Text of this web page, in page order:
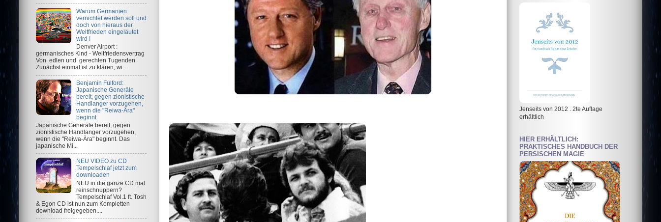
Warum Germanien
vernichtet werden soll und
doch von hieraus der
Weltfrieden eingeläutet
wird !
Denver Airport :
germanisches Kind - Weltfriedensvertrag
Von edlen und gerechten Tugenden
Zunächst einmal ist zu klären, wi...
Benjamin Fulford:
Japanische Generäle
bereit, gegen zionistische
Handlanger vorzugehen,
wenn die "Reiwa-Ära"
beginnt
Japanische Generäle bereit, gegen
zionistische Handlanger vorzugehen,
wenn die "Reiwa-Ära" beginnt. Das
japanische Mi...
NEU VIDEO zu CD
Tempelschlaf jetzt zum
downloaden
NEU in die ganze CD mal
reinschnuppern?
Tempelschlaf Vol.1 ft. Tosh
& Egon CD ist nun zum Kompletten
download freigegeben....
Jenseits von 2012 . 2te Auflage
erhältlich
HIER ERHÄLTLICH:
PRAKTISCHES HANDBUCH DER
PERSISCHEN MAGIE